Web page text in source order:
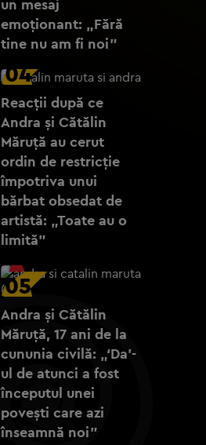
un mesaj
emoționant: „Fără
tine nu am fi noi”
04
Reacții după ce
Andra și Cătălin
Măruță au cerut
ordin de restricție
împotriva unui
bărbat obsedat de
artistă: „Toate au o
limită”
05
Andra și Cătălin
Măruță, 17 ani de la
cununia civilă: „‘Da’-
ul de atunci a fost
începutul unei
povești care azi
înseamnă noi”